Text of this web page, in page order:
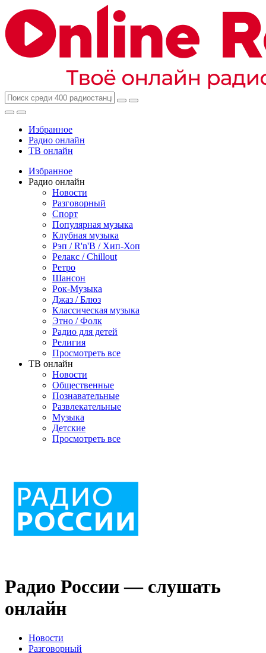
Избранное
Радио онлайн
ТВ онлайн
Избранное
Радио онлайн
Новости
Разговорный
Спорт
Популярная музыка
Клубная музыка
Рэп / R'n'B / Хип-Хоп
Релакс / Chillout
Ретро
Шансон
Рок-Музыка
Джаз / Блюз
Классическая музыка
Этно / Фолк
Радио для детей
Религия
Просмотреть все
ТВ онлайн
Новости
Общественные
Познавательные
Развлекательные
Музыка
Детские
Просмотреть все
Радио России — слушать
онлайн
Новости
Разговорный